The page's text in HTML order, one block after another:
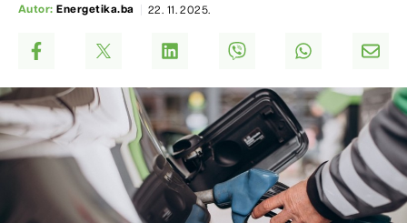
Autor: Energetika.ba 22. 11. 2025.